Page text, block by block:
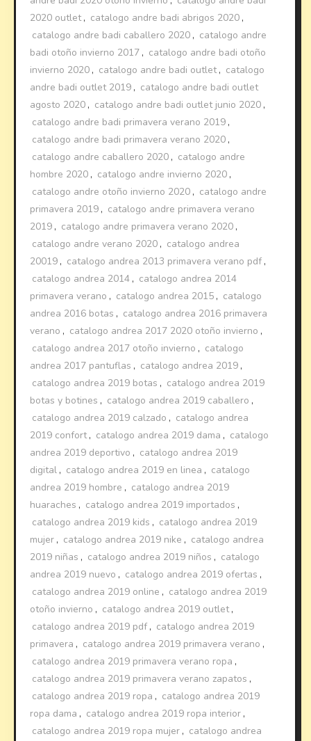
2020 outlet, catalogo andre badi abrigos 2020 ,
catalogo andre badi caballero 2020 , catalogo andre
badi otoño invierno 2017 , catalogo andre badi otoño
invierno 2020 , catalogo andre badi outlet, catalogo
andre badi outlet 2019 , catalogo andre badi outlet
agosto 2020 , catalogo andre badi outlet junio 2020 ,
catalogo andre badi primavera verano 2019 ,
catalogo andre badi primavera verano 2020 ,
catalogo andre caballero 2020 , catalogo andre
hombre 2020 , catalogo andre invierno 2020 ,
catalogo andre otoño invierno 2020 , catalogo andre
primavera 2019 , catalogo andre primavera verano
2019 , catalogo andre primavera verano 2020 ,
catalogo andre verano 2020 , catalogo andrea
20019 , catalogo andrea 2013 primavera verano pdf ,
catalogo andrea 2014 , catalogo andrea 2014
primavera verano , catalogo andrea 2015 , catalogo
andrea 2016 botas , catalogo andrea 2016 primavera
verano , catalogo andrea 2017 2020 otoño invierno ,
catalogo andrea 2017 otoño invierno , catalogo
andrea 2017 pantuflas , catalogo andrea 2019 ,
catalogo andrea 2019 botas , catalogo andrea 2019
botas y botines , catalogo andrea 2019 caballero ,
catalogo andrea 2019 calzado , catalogo andrea
2019 confort, catalogo andrea 2019 dama , catalogo
andrea 2019 deportivo , catalogo andrea 2019
digital , catalogo andrea 2019 en linea , catalogo
andrea 2019 hombre , catalogo andrea 2019
huaraches , catalogo andrea 2019 importados ,
catalogo andrea 2019 kids , catalogo andrea 2019
mujer , catalogo andrea 2019 nike , catalogo andrea
2019 niñas , catalogo andrea 2019 niños , catalogo
andrea 2019 nuevo , catalogo andrea 2019 ofertas ,
catalogo andrea 2019 online , catalogo andrea 2019
otoño invierno , catalogo andrea 2019 outlet,
catalogo andrea 2019 pdf , catalogo andrea 2019
primavera , catalogo andrea 2019 primavera verano ,
catalogo andrea 2019 primavera verano ropa ,
catalogo andrea 2019 primavera verano zapatos ,
catalogo andrea 2019 ropa , catalogo andrea 2019
ropa dama , catalogo andrea 2019 ropa interior ,
catalogo andrea 2019 ropa mujer , catalogo andrea